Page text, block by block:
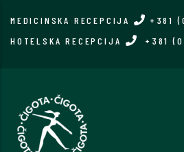
MEDICINSKA RECEPCIJA +381
HOTELSKA RECEPCIJA
+381